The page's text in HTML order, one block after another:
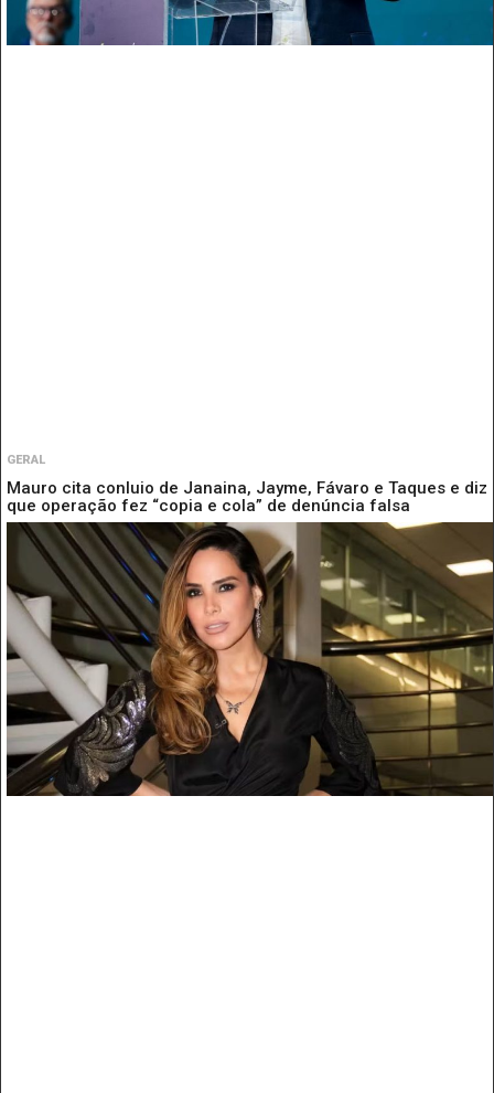
GERAL
Mauro cita conluio de Janaina, Jayme, Fávaro e Taques e diz
que operação fez “copia e cola” de denúncia falsa